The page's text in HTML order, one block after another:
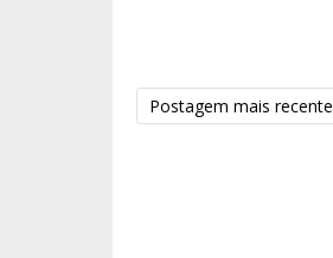
Postagem mais recente